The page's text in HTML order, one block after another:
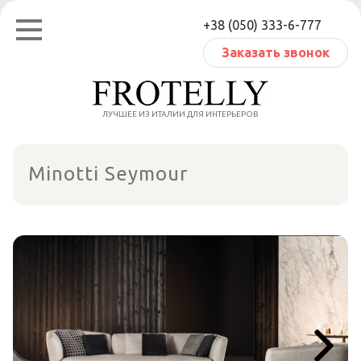
Перейти
содержанию
+38 (050) 333-6-777
Заказать звонок
ЛУЧШЕЕ ИЗ ИТАЛИИ ДЛЯ ИНТЕРЬЕРОВ
Minotti Seymour